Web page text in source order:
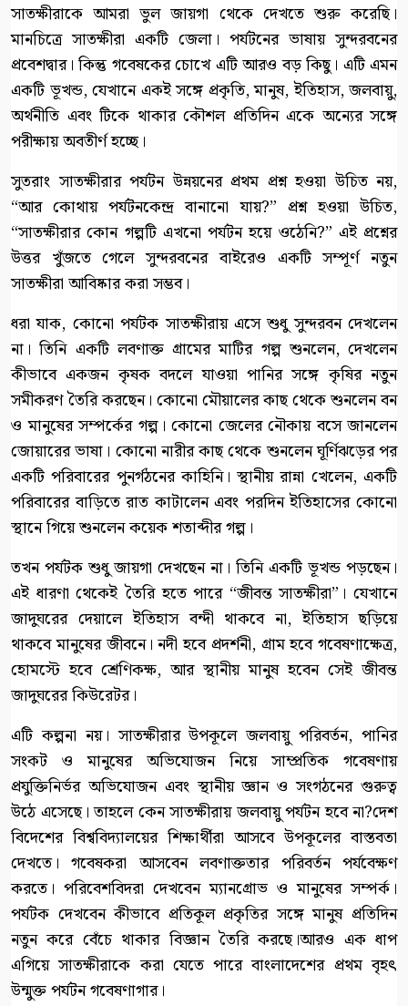
সাতক্ষীরাকে আমরা ভুল জায়গা থেকে দেখতে শুরু করেছি।
মানচিত্রে সাতক্ষীরা একটি জেলা। পর্যটনের ভাষায় সুন্দরবনের
প্রবেশদ্বার। কিন্তু গবেষকের চোখে এটি আরও বড় কিছু। এটি এমন
একটি ভূখন্ড, যেখানে একই সঙ্গে প্রকৃতি, মানুষ, ইতিহাস, জলবায়ু,
অর্থনীতি এবং টিকে থাকার কৌশল প্রতিদিন একে অন্যের সঙ্গে
পরীক্ষায় অবতীর্ণ হচ্ছে।
সুতরাং সাতক্ষীরার পর্যটন উন্নয়নের প্রথম প্রশ্ন হওয়া উচিত নয়,
“আর কোথায় পর্যটনকেন্দ্র বানানো যায়?” প্রশ্ন হওয়া উচিত,
“সাতক্ষীরার কোন গল্পটি এখনো পর্যটন হয়ে ওঠেনি?” এই প্রশ্নের
উত্তর খুঁজতে গেলে সুন্দরবনের বাইরেও একটি সম্পূর্ণ নতুন
সাতক্ষীরা আবিষ্কার করা সম্ভব।
ধরা যাক, কোনো পর্যটক সাতক্ষীরায় এসে শুধু সুন্দরবন দেখলেন
না। তিনি একটি লবণাক্ত গ্রামের মাটির গল্প শুনলেন, দেখলেন
কীভাবে একজন কৃষক বদলে যাওয়া পানির সঙ্গে কৃষির নতুন
সমীকরণ তৈরি করছেন। কোনো মৌয়ালের কাছ থেকে শুনলেন বন
ও মানুষের সম্পর্কের গল্প। কোনো জেলের নৌকায় বসে জানলেন
জোয়ারের ভাষা। কোনো নারীর কাছ থেকে শুনলেন ঘূর্ণিঝড়ের পর
একটি পরিবারের পুনর্গঠনের কাহিনি। স্থানীয় রান্না খেলেন, একটি
পরিবারের বাড়িতে রাত কাটালেন এবং পরদিন ইতিহাসের কোনো
স্থানে গিয়ে শুনলেন কয়েক শতাব্দীর গল্প।
তখন পর্যটক শুধু জায়গা দেখছেন না। তিনি একটি ভূখন্ড পড়ছেন।
এই ধারণা থেকেই তৈরি হতে পারে “জীবন্ত সাতক্ষীরা”। যেখানে
জাদুঘরের দেয়ালে ইতিহাস বন্দী থাকবে না, ইতিহাস ছড়িয়ে
থাকবে মানুষের জীবনে। নদী হবে প্রদর্শনী, গ্রাম হবে গবেষণাক্ষেত্র,
হোমস্টে হবে শ্রেণিকক্ষ, আর স্থানীয় মানুষ হবেন সেই জীবন্ত
জাদুঘরের কিউরেটর।
এটি কল্পনা নয়। সাতক্ষীরার উপকূলে জলবায়ু পরিবর্তন, পানির
সংকট ও মানুষের অভিযোজন নিয়ে সাম্প্রতিক গবেষণায়
প্রযুক্তিনির্ভর অভিযোজন এবং স্থানীয় জ্ঞান ও সংগঠনের গুরুত্ব
উঠে এসেছে। তাহলে কেন সাতক্ষীরায় জলবায়ু পর্যটন হবে না?দেশ
বিদেশের বিশ্ববিদ্যালয়ের শিক্ষার্থীরা আসবে উপকূলের বাস্তবতা
দেখতে। গবেষকরা আসবেন লবণাক্ততার পরিবর্তন পর্যবেক্ষণ
করতে। পরিবেশবিদরা দেখবেন ম্যানগ্রোভ ও মানুষের সম্পর্ক।
পর্যটক দেখবেন কীভাবে প্রতিকূল প্রকৃতির সঙ্গে মানুষ প্রতিদিন
নতুন করে বেঁচে থাকার বিজ্ঞান তৈরি করছে।আরও এক ধাপ
এগিয়ে সাতক্ষীরাকে করা যেতে পারে বাংলাদেশের প্রথম বৃহৎ
উন্মুক্ত পর্যটন গবেষণাগার।